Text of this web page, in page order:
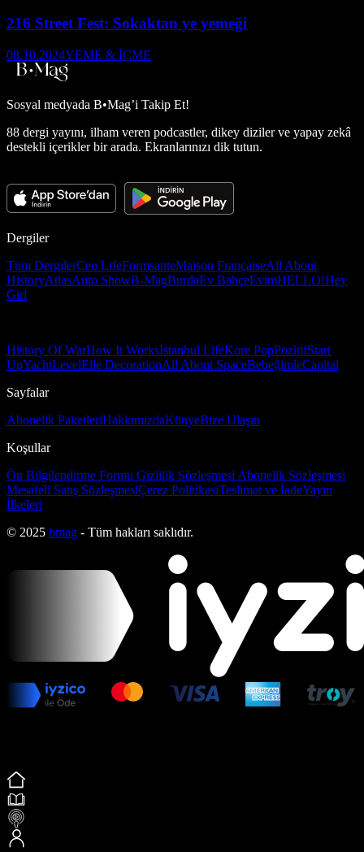
216 Street Fest: Sokaktan ye yemeği
08.10.2024YEME & İÇME
Sosyal medyada B•Mag’i Takip Et!
88 dergi yayını, ilham veren podcastler, dikey diziler ve yapay zekâ
destekli içerikler bir arada. Ekranlarınızı dik tutun.
Dergiler
Tüm DergilerCeo LifeFormsanteMaison FrançaiseAll About
HistoryAtlasAuto ShowB-MagBurdaEv BahçeEvimHELLO!Hey
Girl
History Of WarHow It Worksİstanbul LifeKore PopPozitifStart
UpYachtLevelElle DecorationAll About SpaceBebeğimleCapital
Sayfalar
Abonelik PaketleriHakkımızdaKünyeBize Ulaşın
Koşullar
Ön Bilgilendirme Formu Gizlilik Sözleşmesi Abonelik Sözleşmesi
Mesafeli Satış SözleşmesiÇerez PolitikasıTeslimat ve İadeYayın
İlkeleri
© 2025 bmag - Tüm hakları saklıdır.